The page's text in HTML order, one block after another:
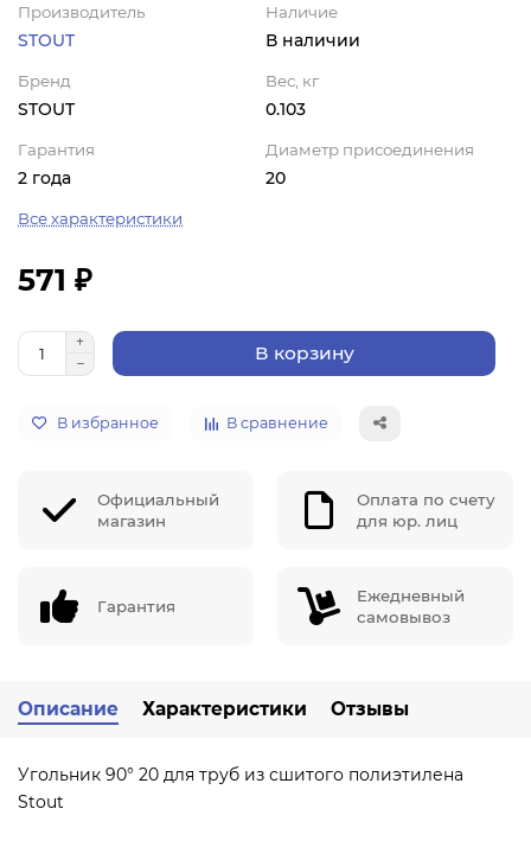
Производитель
STOUT
Наличие
В наличии
Бренд
STOUT
Вес, кг
0.103
Гарантия
2 года
Диаметр присоединения
20
Все характеристики
571 ₽
В корзину
В избранное В сравнение
Официальный
магазин
Оплата по счету
для юр. лиц
Гарантия
Ежедневный
самовывоз
Описание Характеристики Отзывы
Угольник 90° 20 для труб из сшитого полиэтилена
Stout